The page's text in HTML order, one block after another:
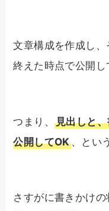
文章構成を作成し
終えた時点で公開し
つまり、見出しと
公開してOK、とい
さすがに書きかけ